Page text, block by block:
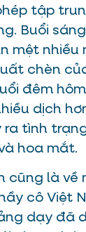
tập
Buổi
mệt nhiều
chèn
đêm
dịch
ra tình
hoa mắt.
cũng là về
cô Việt
dạy đã